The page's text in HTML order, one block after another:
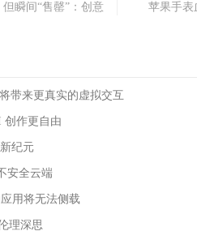
但瞬间“售罄”：创意
苹果手表
带来更真实的虚拟交互
创作更自由
纪元
安全云端
用将无法侧载
理深思